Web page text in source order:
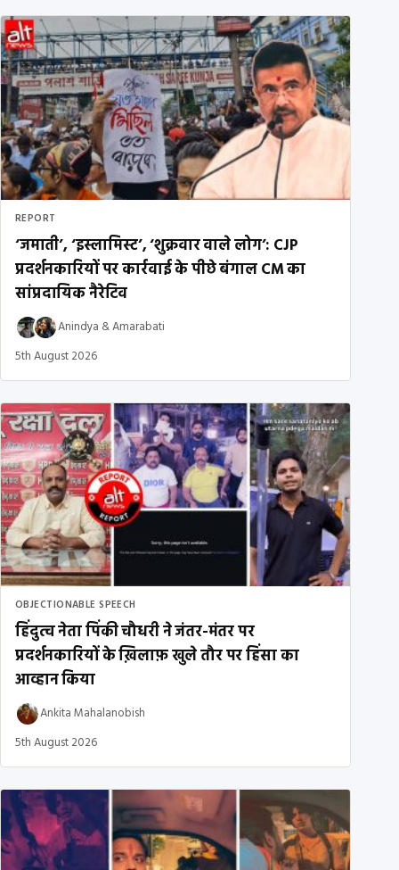
REPORT
‘जमाती’, ‘इस्लामिस्ट’, ‘शुक्रवार वाले लोग’: CJP
प्रदर्शनकारियों पर कार्रवाई के पीछे बंगाल CM का
सांप्रदायिक नैरेटिव
Anindya &Amarabati
5th August 2026
OBJECTIONABLE SPEECH
हिंदुत्व नेता पिंकी चौधरी ने जंतर-मंतर पर
प्रदर्शनकारियों के ख़िलाफ़ खुले तौर पर हिंसा का
आव्हान किया
Ankita Mahalanobish
5th August 2026